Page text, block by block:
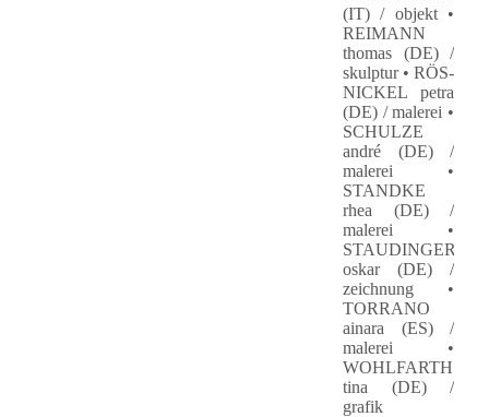
(IT) / objekt •
REIMANN
thomas (DE) /
skulptur • RÖS-
NICKEL petra
(DE) / malerei •
SCHULZE
andré (DE) /
malerei •
STANDKE
rhea (DE) /
malerei •
STAUDINGER
oskar (DE) /
zeichnung •
TORRANO
ainara (ES) /
malerei •
WOHLFARTH
tina (DE) /
grafik